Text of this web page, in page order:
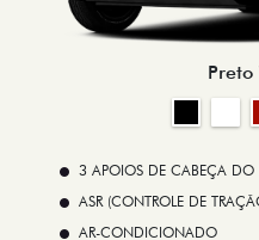
Preto
3 APOIOS DE CABEÇA DO
ASR (CONTROLE DE
AR-CONDICIONADO